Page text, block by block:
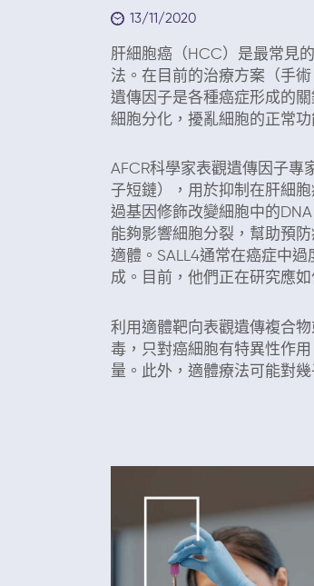
13/11/2020
肝細胞癌（HCC）是最常見
法。在目前的治療方案（手
遺傳因子是各種癌症形成的
細胞分化，擾亂細胞的正常
AFCR科學家表觀遺傳因子專
子短鏈），用於抑制在肝細
過基因修飾改變細胞中的
能夠影響細胞分裂，幫助預
適體。SALL4通常在癌症中
成。目前，他們正在研究應
利用適體靶向表觀遺傳複合
毒，只對癌細胞有特異性作
量。此外，適體療法可能對